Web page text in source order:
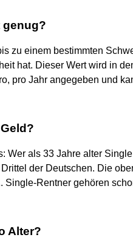
genug?
zu einem bestimmten
hat. Dieser Wert wird in
pro Jahr angegeben und
Wer als 33 Jahre alter
der Deutschen. Die
Single-Rentner gehören
Alter?